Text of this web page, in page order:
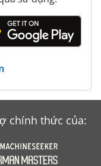
chính thức của: